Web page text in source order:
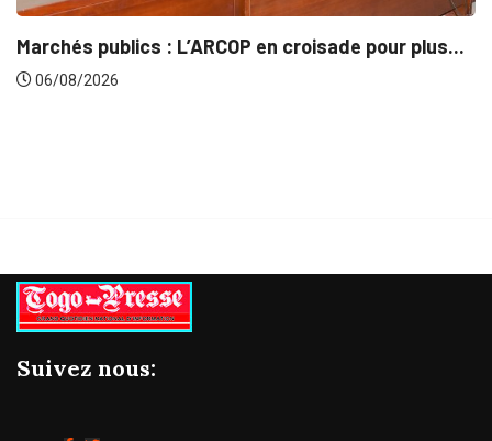
: L’ARCOP en croisade pour plus...
Gestion
Suivez nous: